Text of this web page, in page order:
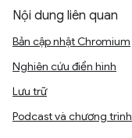
Nội dung liên quan
Bản cập nhật Chromium
Nghiên cứu điển hình
Lưu trữ
Podcast và chương trình